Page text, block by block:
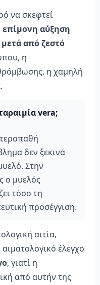
να σκεφτεί
επίμονη αύξηση
από ζεστό
η
η χαμηλή
.
vera;
δεν ξεκινά
Στην
ο μυελός
τόσο τη
προσέγγιση.
αιτία,
έλεγχο
, γιατί η
από αυτήν της